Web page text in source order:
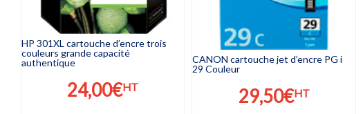
HP 301XL cartouche d’encre trois
couleurs grande capacité
authentique
24,00€HT
CANON cartouche jet d’encre PG i
29 Couleur
29,50€HT